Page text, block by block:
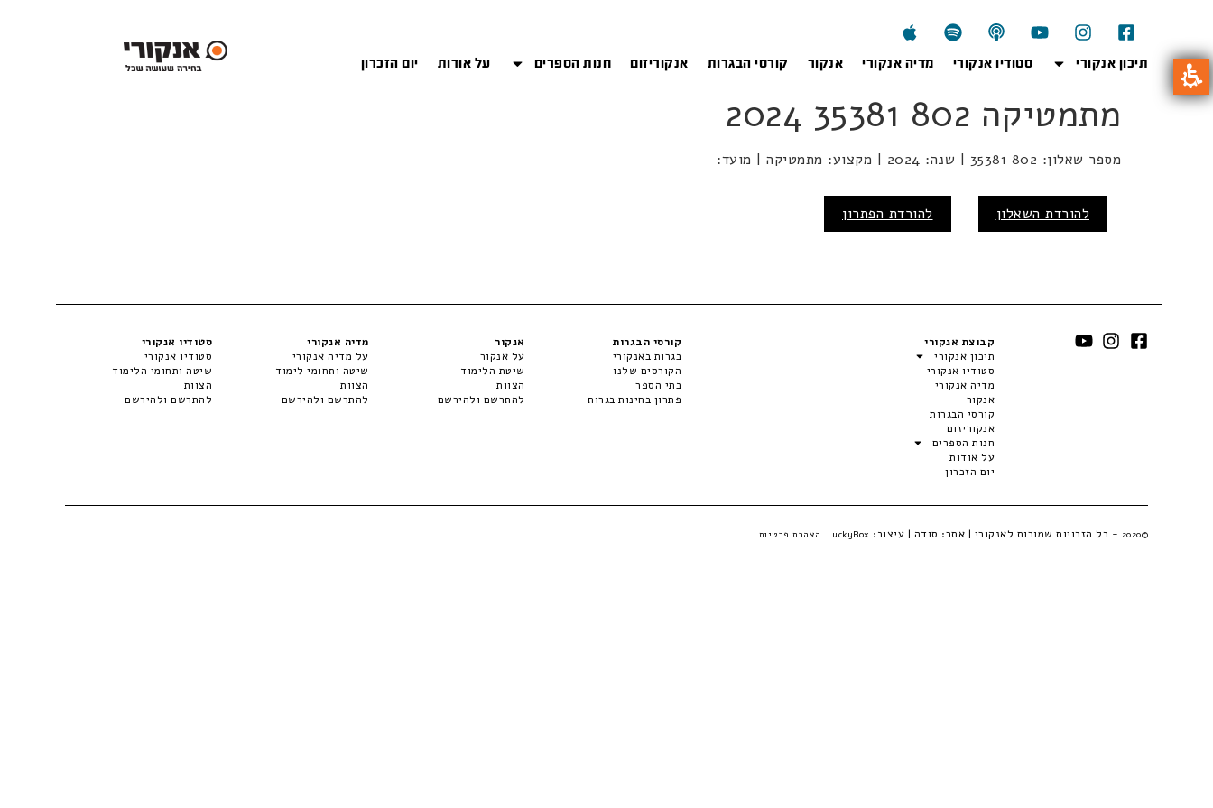
תיכון אנקורי סטודיו אנקורי מדיה אנקורי אנקור קורסי הבגרות אנקוריזום חנות הספרים על אודות יום הזכרון
מתמטיקה 802 35381 2024
מספר שאלון: 802 35381 | שנה: 2024 | מקצוע: מתמטיקה | מועד:
להורדת השאלון להורדת הפתרון
קבוצת אנקורי
תיכון אנקורי
סטודיו אנקורי
מדיה אנקורי
אנקור
קורסי הבגרות
אנקוריזום
חנות הספרים
על אודות
יום הזכרון
קורסי הבגרות
בגרות באנקורי
הקורסים שלנו
בתי הספר
פתרון בחינות בגרות
אנקור
על אנקור
שיטת הלימוד
הצוות
להתרשם ולהירשם
מדיה אנקורי
על מדיה אנקורי
שיטה ותחומי לימוד
הצוות
להתרשם ולהירשם
סטודיו אנקורי
סטודיו אנקורי
שיטה ותחומי הלימוד
הצוות
להתרשם ולהירשם
©2020 - כל הזכויות שמורות לאנקורי | אתר: סודה | עיצוב: LuckyBox. הצהרת פרטיות